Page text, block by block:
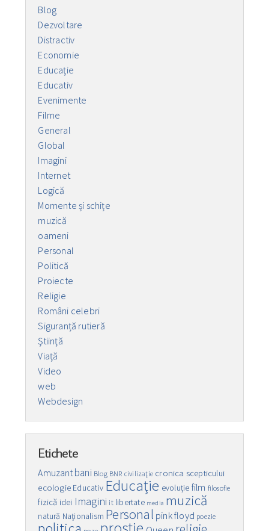
Blog
Dezvoltare
Distractiv
Economie
Educaţie
Educativ
Evenimente
Filme
General
Global
Imagini
Internet
Logică
Momente și schițe
muzică
oameni
Personal
Politică
Proiecte
Religie
Români celebri
Siguranță rutieră
Ştiinţă
Viaţă
Video
web
Webdesign
Etichete
Amuzant bani Blog BNR civilizaţie cronica scepticului
ecologie Educativ Educaţie evoluţie film filosofie
fizică idei Imagini it libertate media muzică
natură Naţionalism Personal pink floyd poezie